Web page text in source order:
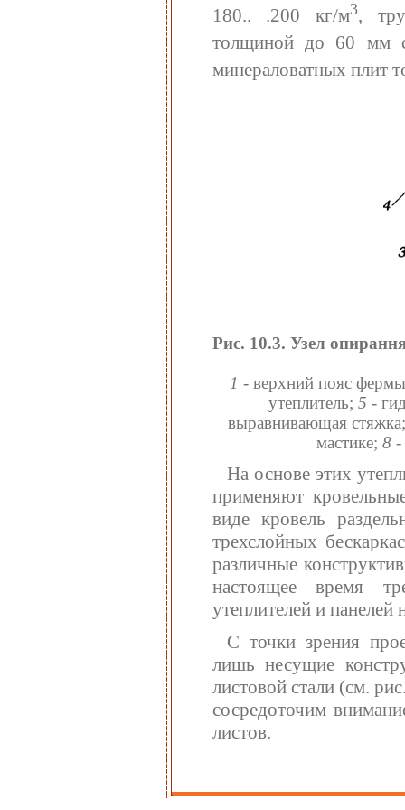
180.. .200 кг/м3,
толщиной до 60 мм
минераловатных плит
Рис. 10.3. Узел
1 - верхний пояс
утеплитель; 5 -
выравнивающая
мастике; 8 -
На основе этих
применяют
виде кровель
трехслойных
различные
настоящее время
утеплителей и
С точки зрения
лишь несущие
листовой стали (см.
сосредоточим
листов.